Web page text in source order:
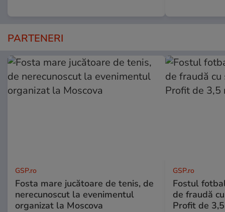
PARTENERI
GSP.ro
Fosta mare jucătoare de tenis, de
nerecunoscut la evenimentul
organizat la Moscova
GSP.ro
Fostul
de fraudă
Profit de